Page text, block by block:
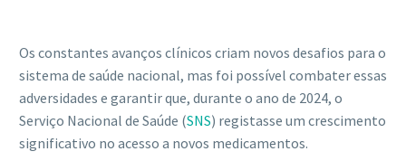
Os constantes avanços clínicos criam novos desafios para o
sistema de saúde nacional, mas foi possível combater essas
adversidades e garantir que, durante o ano de 2024, o
Serviço Nacional de Saúde (SNS) registasse um crescimento
significativo no acesso a novos medicamentos.